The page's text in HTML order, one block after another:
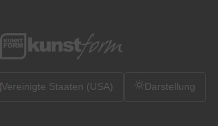
Vereinigte Staaten (USA) Darstellung